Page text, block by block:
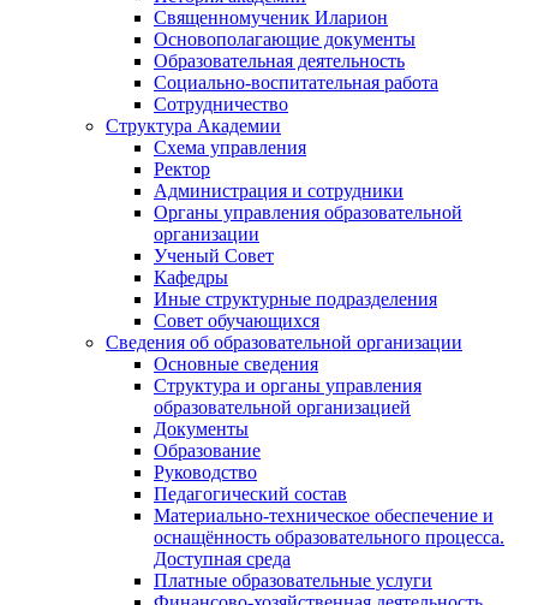
Священномученик Иларион
Основополагающие документы
Образовательная деятельность
Социально-воспитательная работа
Сотрудничество
Структура Академии
Схема управления
Ректор
Администрация и сотрудники
Органы управления образовательной
организации
Ученый Совет
Кафедры
Иные структурные подразделения
Совет обучающихся
Сведения об образовательной организации
Основные сведения
Структура и органы управления
образовательной организацией
Документы
Образование
Руководство
Педагогический состав
Материально-техническое обеспечение и
оснащённость образовательного процесса.
Доступная среда
Платные образовательные услуги